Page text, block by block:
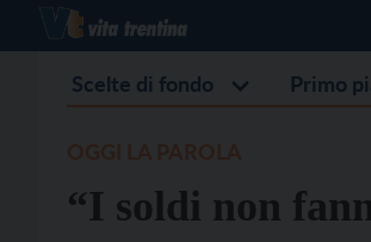
Scelte di fondo Primo
“I soldi non